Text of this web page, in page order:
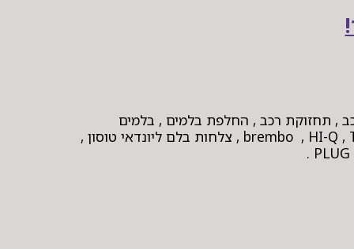
, תחזוקת רכב , החלפת בלמים , בלמים
קדמיים , בלמים אחוריים , חלקי רכב איכותיים , brembo , HI-Q , TRW , FEBI BILSTEIN , REMSA , TEXTAR , HELLA , BOSCH , צלחות בלם ליונדאי טוסון ,